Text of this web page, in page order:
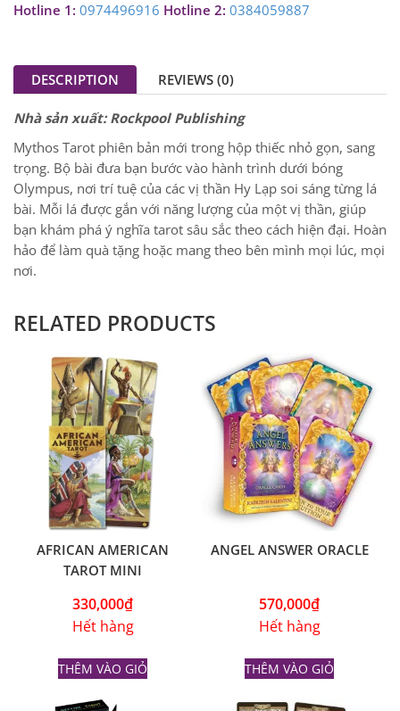
Hotline 1: 0974496916 Hotline 2: 0384059887
DESCRIPTION REVIEWS (0)
Nhà sản xuất: Rockpool Publishing
Mythos Tarot phiên bản mới trong hộp thiếc nhỏ gọn, sang
trọng. Bộ bài đưa bạn bước vào hành trình dưới bóng
Olympus, nơi trí tuệ của các vị thần Hy Lạp soi sáng từng lá
bài. Mỗi lá được gắn với năng lượng của một vị thần, giúp
bạn khám phá ý nghĩa tarot sâu sắc theo cách hiện đại. Hoàn
hảo để làm quà tặng hoặc mang theo bên mình mọi lúc, mọi
nơi.
RELATED PRODUCTS
AFRICAN AMERICAN
TAROT MINI
330,000₫
Hết hàng
THÊM VÀO GIỎ
ANGEL ANSWER ORACLE
570,000₫
Hết hàng
THÊM VÀO GIỎ